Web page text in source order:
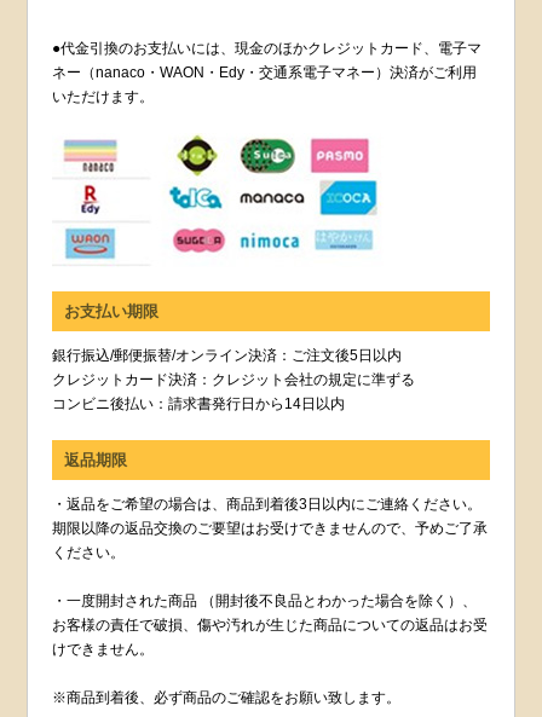
●代金引換のお支払いには、現金のほかクレジットカード、電子マ
ネー（nanaco・WAON・Edy・交通系電子マネー）決済がご利用
いただけます。
お支払い期限
銀行振込/郵便振替/オンライン決済：ご注文後5日以内
クレジットカード決済：クレジット会社の規定に準ずる
コンビニ後払い：請求書発行日から14日以内
返品期限
・返品をご希望の場合は、商品到着後3日以内にご連絡ください。
期限以降の返品交換のご要望はお受けできませんので、予めご了承
ください。
・一度開封された商品 （開封後不良品とわかった場合を除く）、
お客様の責任で破損、傷や汚れが生じた商品についての返品はお受
けできません。
※商品到着後、必ず商品のご確認をお願い致します。